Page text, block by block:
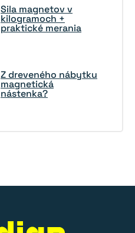
Sila magnetov v
kilogramoch +
praktické merania
Z dreveného nábytku
magnetická
nástenka?